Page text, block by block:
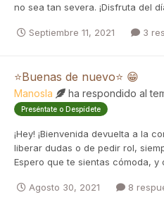
no sea tan severa. ¡Disfruta del
Septiembre 11, 2021 3
⭐Buenas de nuevo⭐ 😁
Manosla ha respondido al
Preséntate o Despídete
¡Hey! ¡Bienvenida devuelta a la
liberar dudas o de pedir rol,
Espero que te sientas cómoda, y
Agosto 30, 2021 8